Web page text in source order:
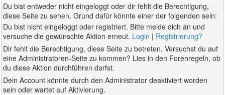
Du bist entweder nicht eingeloggt oder dir fehlt die Berechtigung,
diese Seite zu sehen. Grund dafür könnte einer der folgenden sein:
Du bist nicht eingeloggt oder registriert. Bitte melde dich an und
versuche die gewünschte Aktion erneut. Login | Registrierung?
Dir fehlt die Berechtigung, diese Seite zu betreten. Versuchst du auf
eine Administratoren-Seite zu kommen? Lies in den Forenregeln, ob
du diese Aktion durchführen darfst.
Dein Account könnte durch den Administrator deaktiviert worden
sein oder wartet auf Aktivierung.